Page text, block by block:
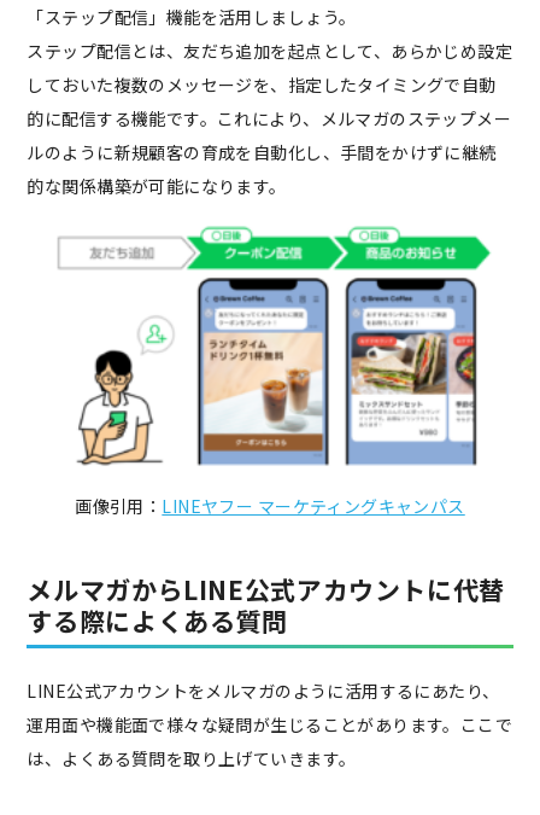
「ステップ配信」機能を活用しましょう。
ステップ配信とは、友だち追加を起点として、あらかじめ設定
しておいた複数のメッセージを、指定したタイミングで自動
的に配信する機能です。これにより、メルマガのステップメー
ルのように新規顧客の育成を自動化し、手間をかけずに継続
的な関係構築が可能になります。
画像引用： LINEヤフー マーケティングキャンパス
メルマガからLINE公式アカウントに代替
する際によくある質問
LINE公式アカウントをメルマガのように活用するにあたり、
運用面や機能面で様々な疑問が生じることがあります。ここで
は、よくある質問を取り上げていきます。